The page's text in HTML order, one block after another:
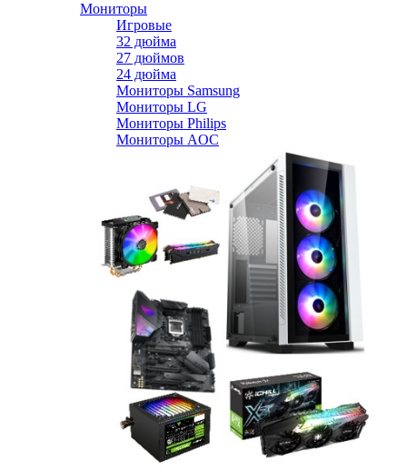
Мониторы
Игровые
32 дюйма
27 дюймов
24 дюйма
Мониторы Samsung
Мониторы LG
Мониторы Philips
Мониторы AOC